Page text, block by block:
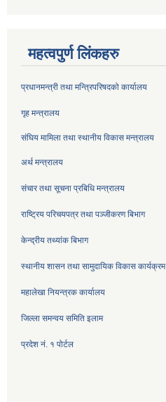
महत्वपुर्ण लिंकहरु
प्रधानमन्त्री तथा मन्त्रिपरिषदको कार्यालय
गृह मन्त्रालय
संघिय मामिला तथा स्थानीय विकास मन्त्रालय
अर्थ मन्त्रालय
संचार तथा सूचना प्रबिधि मन्त्रालय
राष्ट्रिय परिचयपत्र तथा पञ्जीकरण बिभाग
केन्द्रीय तथ्यांक बिभाग
स्थानीय शासन तथा सामुदायिक विकास कार्यक्रम
महालेखा नियन्त्रक कार्यालय
जिल्ला समन्वय समिति इलाम
प्रदेश नं. १ पोर्टल